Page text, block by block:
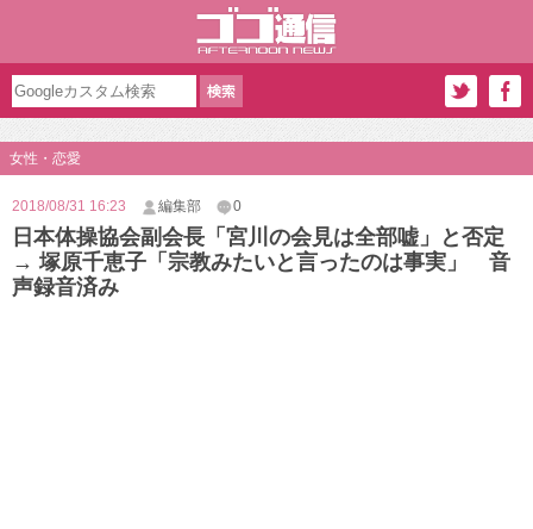
女性・恋愛
2018/08/31 16:23 編集部 0
日本体操協会副会長「宮川の会見は全部嘘」と否定
→ 塚原千恵子「宗教みたいと言ったのは事実」 音
声録音済み